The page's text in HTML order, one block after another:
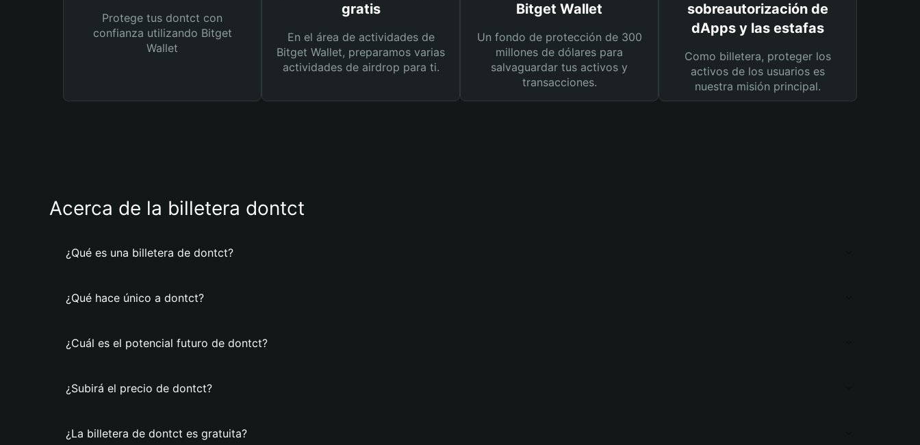
Protege tus dontct con
confianza utilizando Bitget
Wallet
gratis
En el área de actividades de
Bitget Wallet, preparamos varias
actividades de airdrop para ti.
Bitget Wallet
Un fondo de protección de 300
millones de dólares para
salvaguardar tus activos y
transacciones.
sobreautorización de
dApps y las estafas
Como billetera, proteger los
activos de los usuarios es
nuestra misión principal.
Acerca de la billetera dontct
¿Qué es una billetera de dontct?
¿Qué hace único a dontct?
¿Cuál es el potencial futuro de dontct?
¿Subirá el precio de dontct?
¿La billetera de dontct es gratuita?